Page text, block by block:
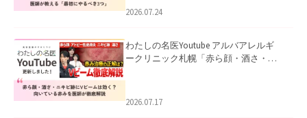
た。
2026.07.24
わたしの名医Youtube アルバアレルギ
ークリニック札幌「赤ら顔・酒さ・ニ
した。
2026.07.17